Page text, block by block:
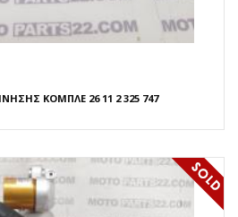
ΚΟΜΠΛΕ 26 11 2 325 747